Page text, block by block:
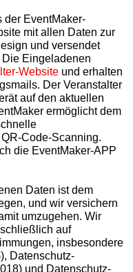
der EventMaker-
mit allen Daten zur
und versendet
Eingeladenen
Website und erhalten
Der Veranstalter
auf den aktuellen
ermöglicht dem
Code-Scanning.
die EventMaker-APP
Daten ist dem
und wir versichern
umzugehen. Wir
auf
insbesondere
Datenschutz-
und Datenschutz-